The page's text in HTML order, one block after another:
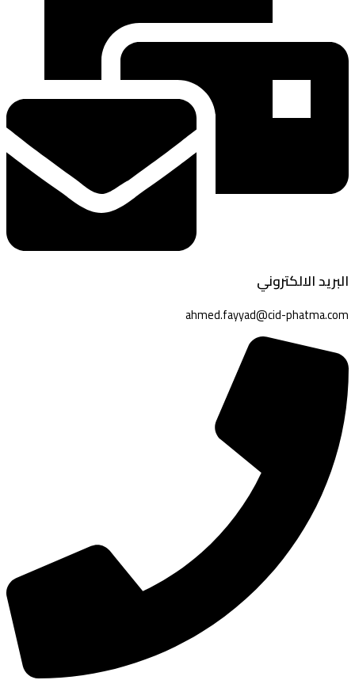
البريد الالكتروني
ahmed.fayyad@cid-phatma.com